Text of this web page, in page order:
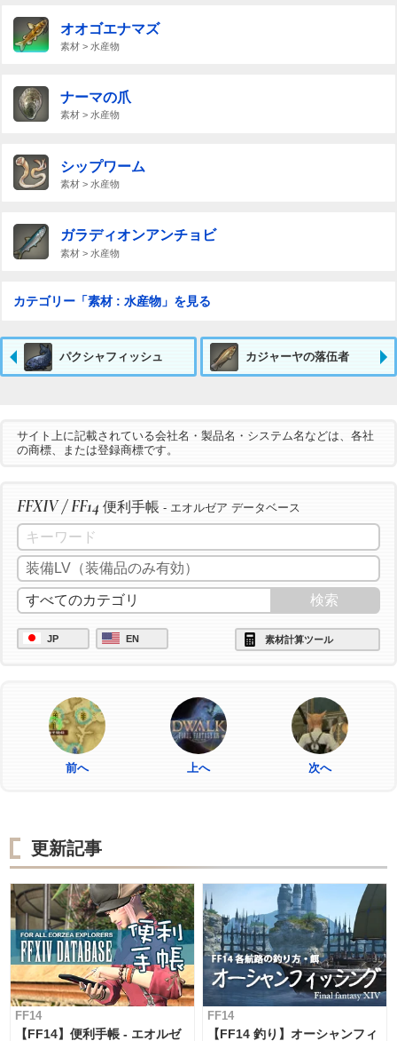
オオゴエナマズ
素材 > 水産物
ナーマの爪
素材 > 水産物
シップワーム
素材 > 水産物
ガラディオンアンチョビ
素材 > 水産物
カテゴリー「素材 : 水産物」を見る
パクシャフィッシュ カジャーヤの落伍者
サイト上に記載されている会社名・製品名・システム名などは、各社
の商標、または登録商標です。
FFXIV / FF14 便利手帳 - エオルゼア データベース
JP EN 素材計算ツール
前へ 上へ 次へ
更新記事
FF14
【FF14】便利手帳 - エオルゼ
FF14
【FF14 釣り】オーシャンフィ